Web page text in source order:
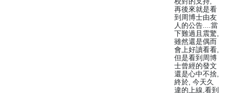
再後來就是看
到周博士由友
人的公告....當
下難過且震驚,
雖然還是偶而
會上好讀看看,
但是看到周博
士曾經的發文
還是心中不捨,
終於, 今天久
違的上線,看到